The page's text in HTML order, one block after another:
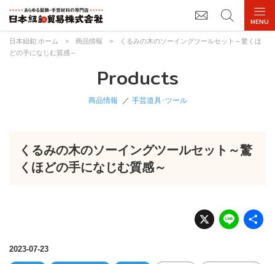
日本紐釦 ホーム > 商品情報 >
くるみの木のソーイングツールセット～驚くほ
どの手になじむ質感～
Products
商品情報 手芸道具･ツール
くるみの木のソーイングツールセット～驚
くほどの手になじむ質感～
X Li
n
2023-07-23